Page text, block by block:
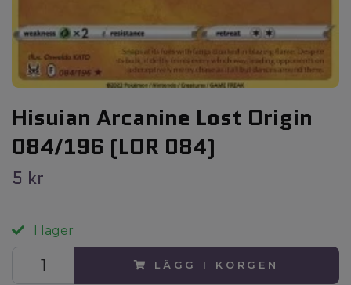
Hisuian Arcanine Lost Origin
084/196 (LOR 084)
5 kr
I lager
LÄGG I KORGEN